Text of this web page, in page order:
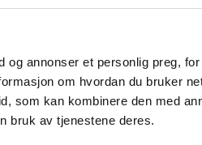
annonser et personlig preg,
om hvordan du bruker
som kan kombinere den med
bruk av tjenestene deres.